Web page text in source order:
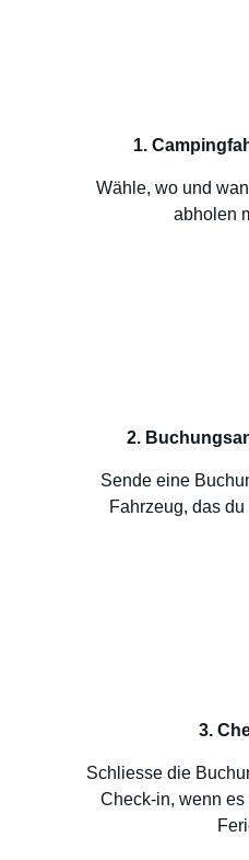
1.
Wähle, wo und
abholen
2.
Sende eine
Fahrzeug, das
3.
Schliesse die
Check-in, wenn